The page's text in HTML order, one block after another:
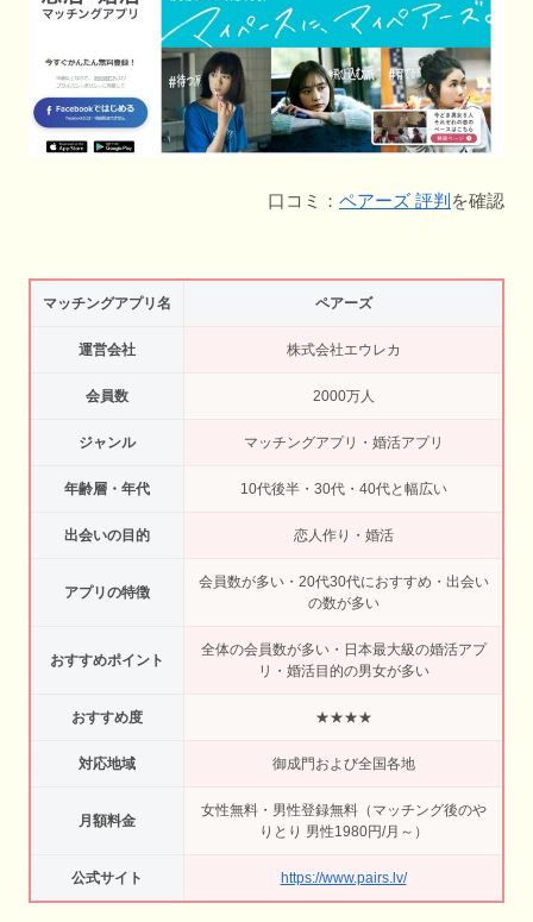
口コミ： ペアーズ 評判 を確認
マッチングアプリ名 ペアーズ
運営会社 株式会社エウレカ
会員数 2000万人
ジャンル マッチングアプリ・婚活アプリ
年齢層・年代 10代後半・30代・40代と幅広い
出会いの目的 恋人作り・婚活
アプリの特徴
会員数が多い・20代30代におすすめ・出会い
の数が多い
おすすめポイント
全体の会員数が多い・日本最大級の婚活アプ
リ・婚活目的の男女が多い
おすすめ度 ★★★★
対応地域 御成門および全国各地
月額料金
女性無料・男性登録無料（マッチング後のや
りとり 男性1980円/月～）
公式サイト https://www.pairs.lv/